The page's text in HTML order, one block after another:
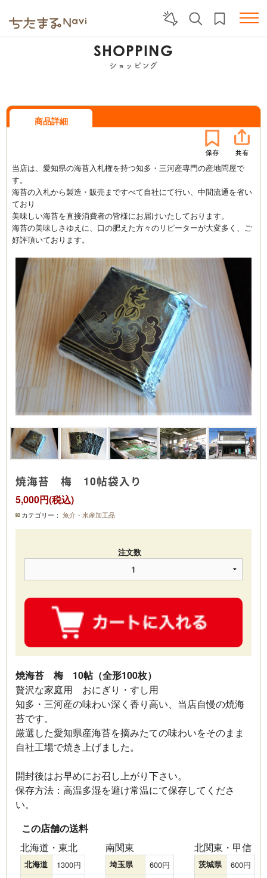
SHOPPING
ショッピング
商品詳細
当店は、愛知県の海苔入札権を持つ知多・三河産専門の産地問屋で
す。
海苔の入札から製造・販売まですべて自社にて行い、中間流通を省い
ており
美味しい海苔を直接消費者の皆様にお届けいたしております。
海苔の美味しさゆえに、口の肥えた方々のリピーターが大変多く、ご
好評頂いております。
焼海苔 梅 10帖袋入り
5,000円(税込)
カテゴリー： 魚介・水産加工品
注文数
焼海苔 梅 10帖（全形100枚）
贅沢な家庭用 おにぎり・すし用
知多・三河産の味わい深く香り高い、当店自慢の焼海
苔です。
厳選した愛知県産海苔を摘みたての味わいをそのまま
自社工場で焼き上げました。
開封後はお早めにお召し上がり下さい。
保存方法：高温多湿を避け常温にて保存してくださ
い。
この店舗の送料
北海道・東北
北海道 1300
南関東
埼玉県 600
北関東・甲信
茨城県 600